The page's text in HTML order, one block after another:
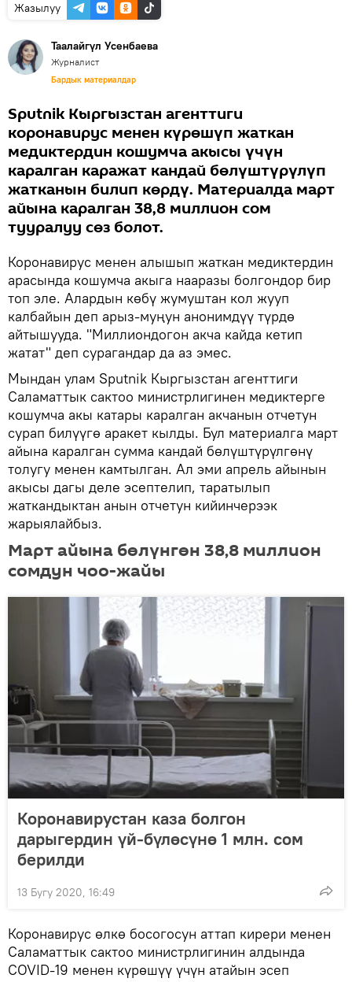
Жазылуу
Таалайгүл Усенбаева
Журналист
Бардык материалдар
Sputnik Кыргызстан агенттиги
коронавирус менен күрөшүп жаткан
медиктердин кошумча акысы үчүн
каралган каражат кандай бөлүштүрүлүп
жатканын билип көрдү. Материалда март
айына каралган 38,8 миллион сом
тууралуу сөз болот.
Коронавирус менен алышып жаткан медиктердин
арасында кошумча акыга нааразы болгондор бир
топ эле. Алардын көбү жумуштан кол жууп
калбайын деп арыз-муңун анонимдүү түрдө
айтышууда. "Миллиондогон акча кайда кетип
жатат" деп сурагандар да аз эмес.
Мындан улам Sputnik Кыргызстан агенттиги
Саламаттык сактоо министрлигинен медиктерге
кошумча акы катары каралган акчанын отчетун
сурап билүүгө аракет кылды. Бул материалга март
айына каралган сумма кандай бөлүштүрүлгөнү
толугу менен камтылган. Ал эми апрель айынын
акысы дагы деле эсептелип, таратылып
жаткандыктан анын отчетун кийинчерээк
жарыялайбыз.
Март айына бөлүнгөн 38,8 миллион
сомдун чоо-жайы
Коронавирустан каза болгон
дарыгердин үй-бүлөсүнө 1 млн. сом
берилди
13 Бугу 2020, 16:49
Коронавирус өлкө босогосун аттап кирери менен
Саламаттык сактоо министрлигинин алдында
COVID-19 менен күрөшүү үчүн атайын эсеп